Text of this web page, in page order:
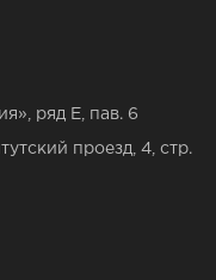
ряд Е, пав. 6
проезд, 4, стр.